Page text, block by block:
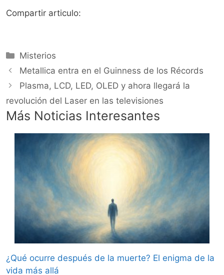
Compartir articulo:
Categorías
Misterios
Metallica entra en el Guinness de los Récords
Plasma, LCD, LED, OLED y ahora llegará la
revolución del Laser en las televisiones
Más Noticias Interesantes
¿Qué ocurre después de la muerte? El enigma de la
vida más allá